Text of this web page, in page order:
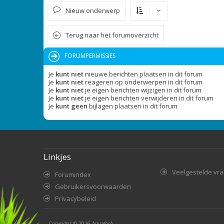
Nieuw onderwerp
Terug naar het forumoverzicht
FORUMPERMISSIES
Je kunt nietnieuwe berichten plaatsen in dit forum
Je kunt nietreageren op onderwerpen in dit forum
Je kunt nietje eigen berichten wijzigen in dit forum
Je kunt nietje eigen berichten verwijderen in dit forum
Je kunt geen bijlagen plaatsen in dit forum
Linkjes
Forumindex
Gebruikersvoorwaarden
Privacybeleid
Veelgestelde